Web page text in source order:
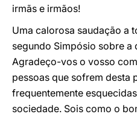
irmãs e irmãos!
Uma calorosa saudação a
segundo Simpósio sobre a
Agradeço-vos o vosso
pessoas que sofrem desta
frequentemente
sociedade. Sois como o